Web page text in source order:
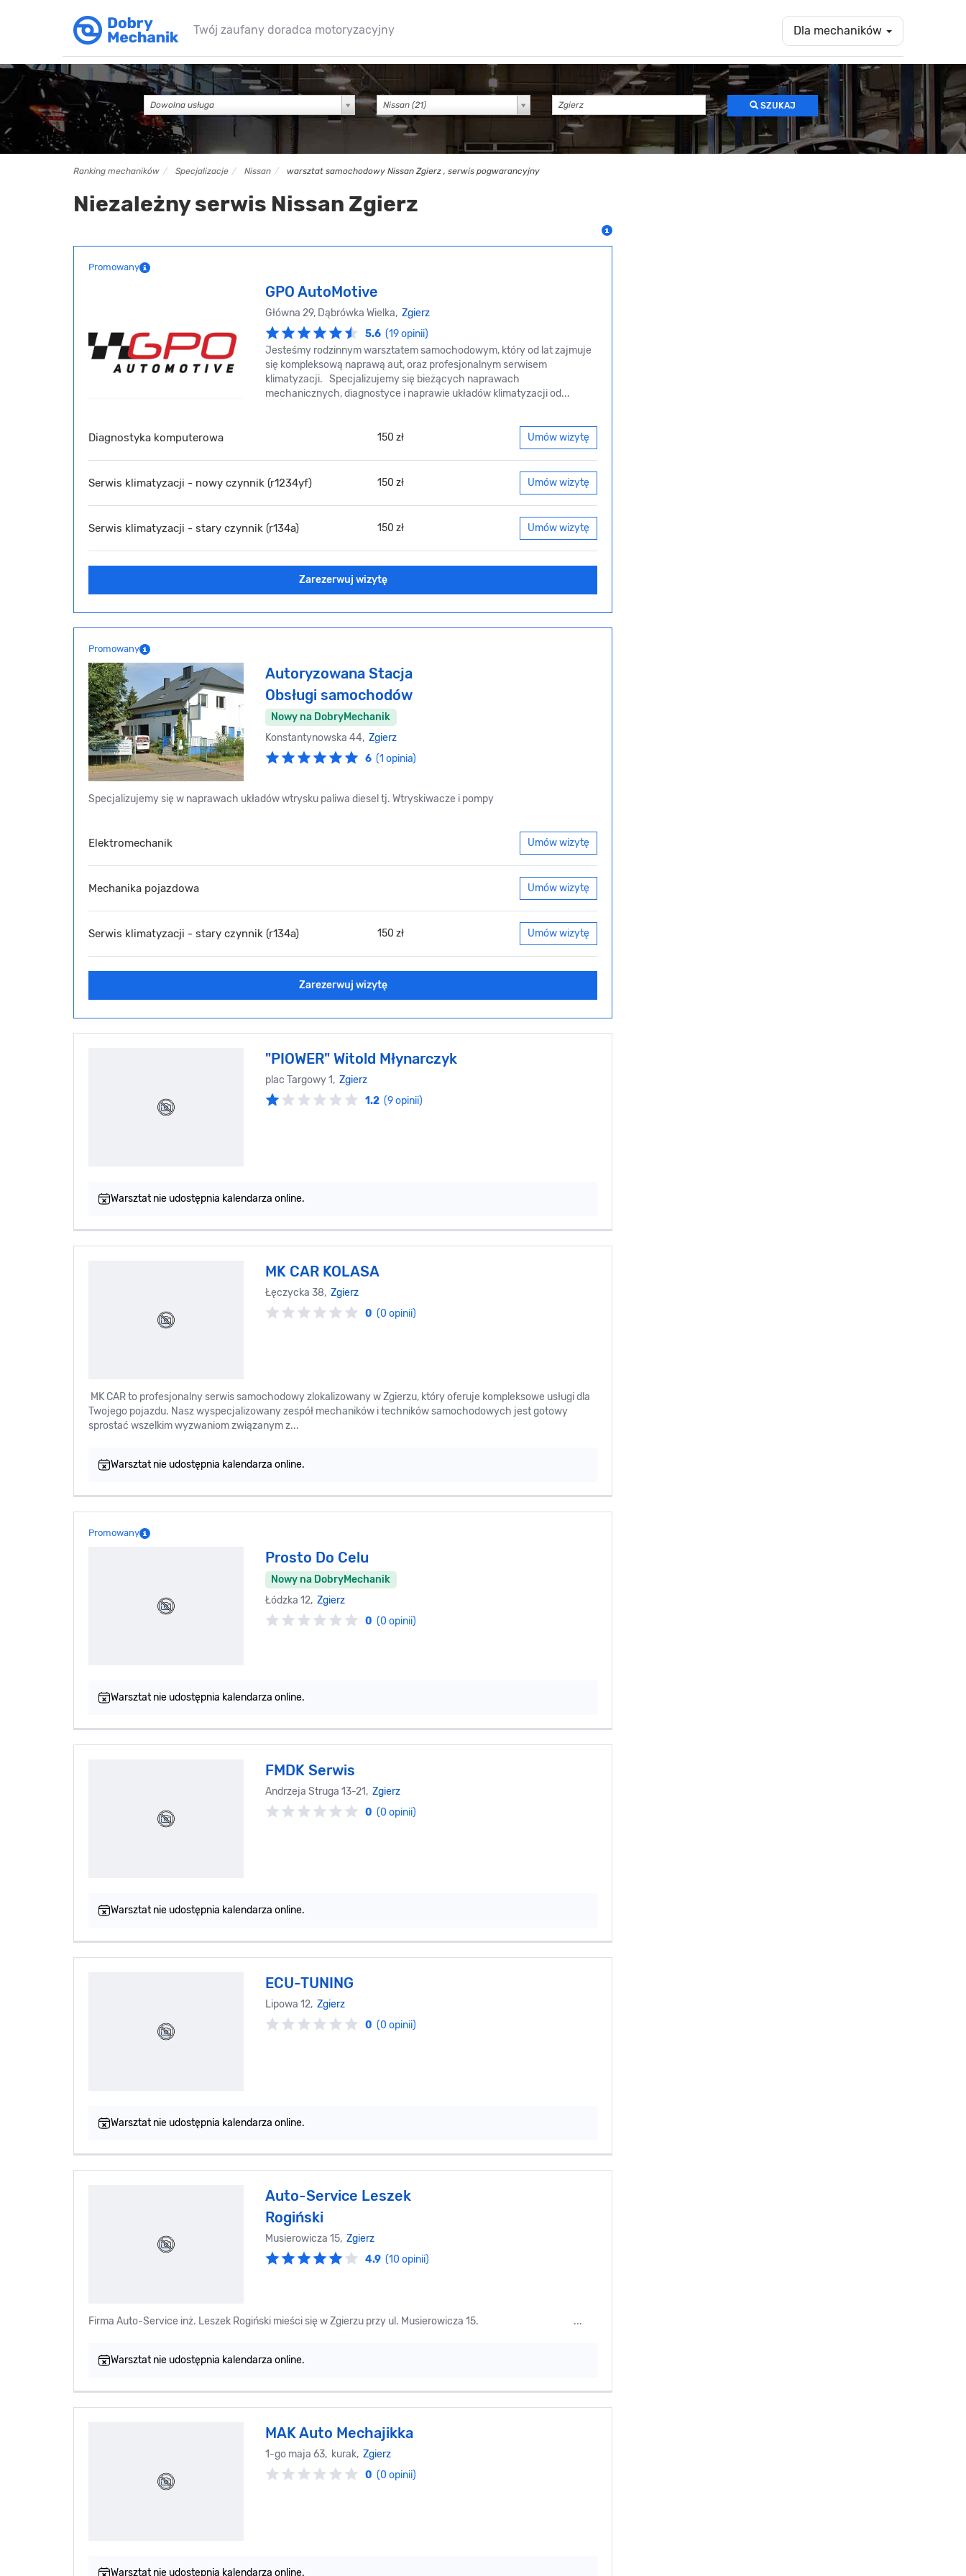
Twój zaufany doradca motoryzacyjny Dla mechaników
Dowolna usługa Nissan (21) SZUKAJ
Ranking mechaników Specjalizacje Nissan warsztat samochodowy Nissan Zgierz , serwis pogwarancyjny
Niezależny serwis Nissan Zgierz
Promowany
GPO AutoMotive
Główna 29, Dąbrówka Wielka, Zgierz
5.6 (19 opinii)
Jesteśmy rodzinnym warsztatem samochodowym, który od lat zajmuje
się kompleksową naprawą aut, oraz profesjonalnym serwisem
klimatyzacji. Specjalizujemy się bieżących naprawach
mechanicznych, diagnostyce i naprawie układów klimatyzacji od...
Diagnostyka komputerowa 150 zł Umów wizytę
Serwis klimatyzacji - nowy czynnik (r1234yf) 150 zł Umów wizytę
Serwis klimatyzacji - stary czynnik (r134a) 150 zł Umów wizytę
Zarezerwuj wizytę
Promowany
Autoryzowana Stacja
Obsługi samochodów
Nowy na DobryMechanik
Konstantynowska 44, Zgierz
6 (1 opinia)
Specjalizujemy się w naprawach układów wtrysku paliwa diesel tj. Wtryskiwacze i pompy
Elektromechanik Umów wizytę
Mechanika pojazdowa Umów wizytę
Serwis klimatyzacji - stary czynnik (r134a) 150 zł Umów wizytę
Zarezerwuj wizytę
"PIOWER" Witold Młynarczyk
plac Targowy 1, Zgierz
1.2 (9 opinii)
Warsztat nie udostępnia kalendarza online.
MK CAR KOLASA
Łęczycka 38, Zgierz
0 (0 opinii)
MK CAR to profesjonalny serwis samochodowy zlokalizowany w Zgierzu, który oferuje kompleksowe usługi dla
Twojego pojazdu. Nasz wyspecjalizowany zespół mechaników i techników samochodowych jest gotowy
sprostać wszelkim wyzwaniom związanym z...
Warsztat nie udostępnia kalendarza online.
Promowany
Prosto Do Celu
Nowy na DobryMechanik
Łódzka 12, Zgierz
0 (0 opinii)
Warsztat nie udostępnia kalendarza online.
FMDK Serwis
Andrzeja Struga 13-21, Zgierz
0 (0 opinii)
Warsztat nie udostępnia kalendarza online.
ECU-TUNING
Lipowa 12, Zgierz
0 (0 opinii)
Warsztat nie udostępnia kalendarza online.
Auto-Service Leszek
Rogiński
Musierowicza 15, Zgierz
4.9 (10 opinii)
Firma Auto-Service inż. Leszek Rogiński mieści się w Zgierzu przy ul. Musierowicza 15. ...
Warsztat nie udostępnia kalendarza online.
MAK Auto Mechajikka
1-go maja 63, kurak, Zgierz
0 (0 opinii)
Warsztat nie udostępnia kalendarza online.